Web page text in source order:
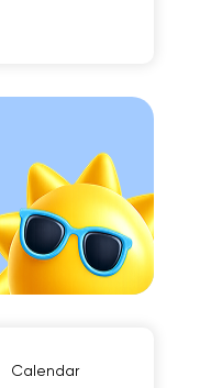
Calendar